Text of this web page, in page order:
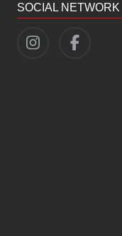
SOCIAL NETWORK